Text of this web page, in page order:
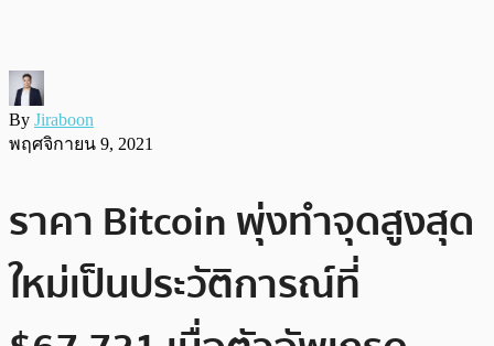
By Jiraboon
พฤศจิกายน 9, 2021
ราคา Bitcoin พุ่งทำจุดสูงสุด
ใหม่เป็นประวัติการณ์ที่